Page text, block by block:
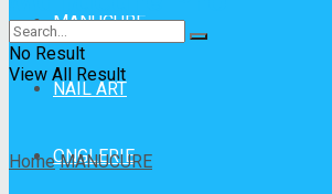
MANUCURE
NAIL ART
ONGLERIE
No Result
View All Result
Home MANUCURE